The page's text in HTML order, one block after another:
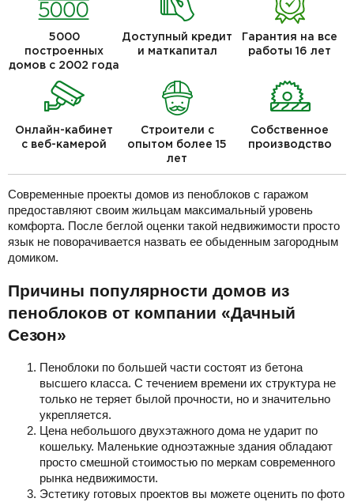
5000
построенных
домов с 2002 года
Доступный кредит
и маткапитал
Гарантия на все
работы 16 лет
Онлайн-кабинет
с веб-камерой
Строители с
опытом более 15
лет
Собственное
производство
Современные проекты домов из пеноблоков с гаражом
предоставляют своим жильцам максимальный уровень
комфорта. После беглой оценки такой недвижимости просто
язык не поворачивается назвать ее обыденным загородным
домиком.
Причины популярности домов из
пеноблоков от компании «Дачный
Сезон»
Пеноблоки по большей части состоят из бетона
высшего класса. С течением времени их структура не
только не теряет былой прочности, но и значительно
укрепляется.
Цена небольшого двухэтажного дома не ударит по
кошельку. Маленькие одноэтажные здания обладают
просто смешной стоимостью по меркам современного
рынка недвижимости.
Эстетику готовых проектов вы можете оценить по фото